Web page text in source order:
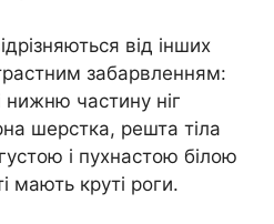
від інших
забарвленням:
нижню частину ніг
шерстка, решта тіла
і пухнастою білою
мають круті роги.